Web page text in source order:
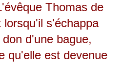
Thomas de
s'échappa
d'une bague,
qu'elle est devenue